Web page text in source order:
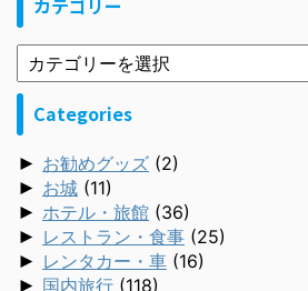
カテゴリー
Categories
► お勧めグッズ (2)
► お城 (11)
► ホテル・旅館 (36)
► レストラン・食事 (25)
► レンタカー・車 (16)
► 国内旅行 (118)